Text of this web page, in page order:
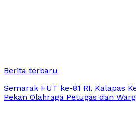
Berita terbaru
Semarak HUT ke-81 RI, Kalapas
Pekan Olahraga Petugas dan